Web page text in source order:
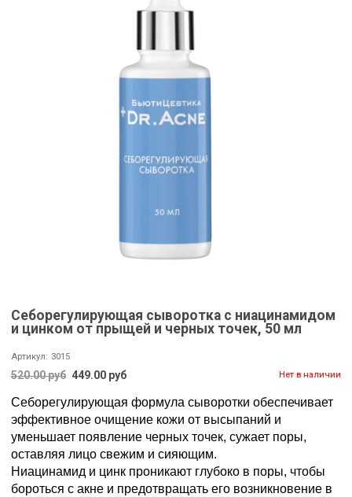
Себорегулирующая сыворотка с ниацинамидом
и цинком от прыщей и черных точек, 50 мл
Артикул: 3015
520.00 руб 449.00 руб Нет в наличии
Себорегулирующая формула сыворотки обеспечивает
эффективное очищение кожи от высыпаний и
уменьшает появление черных точек, сужает поры,
оставляя лицо свежим и сияющим.
Ниацинамид и цинк проникают глубоко в поры, чтобы
бороться с акне и предотвращать его возникновение в